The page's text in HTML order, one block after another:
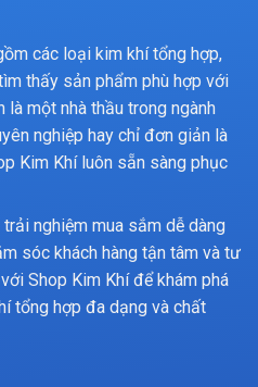
các loại kim khí tổng hợp,
thấy sản phẩm phù hợp với
là một nhà thầu trong ngành
nghiệp hay chỉ đơn giản là
Kim Khí luôn sẵn sàng phục
nghiệm mua sắm dễ dàng
sóc khách hàng tận tâm và tư
Shop Kim Khí để khám phá
tổng hợp đa dạng và chất